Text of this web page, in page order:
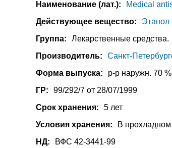
Наименование (лат.):
Medical
Действующее вещество:
Этанол
Группа:
Лекарственные средства.
Производитель:
Санкт-
Форма выпуска:
р-р наружн. 70
ГР:
99/292/7 от 28/07/1999
Срок хранения:
5 лет
Условия хранения:
В прохладном
НД:
ВФС 42-3441-99